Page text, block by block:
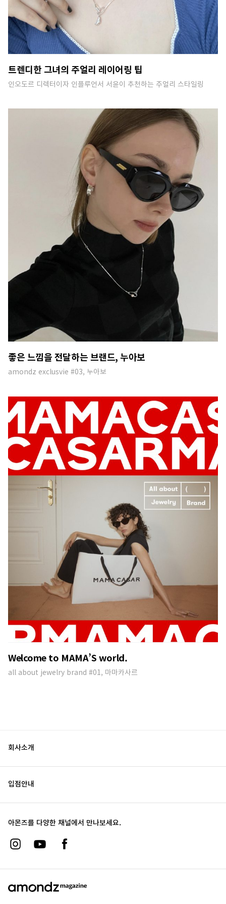
트렌디한 그녀의 주얼리 레이어링 팁
인오도르 디렉터이자 인플루언서 서윤이 추천하는 주얼리 스타일링
좋은 느낌을 전달하는 브랜드, 누아보
amondz exclusvie #03, 누아보
Welcome to MAMA’S world.
all about jewelry brand #01, 마마카사르
회사소개
입점안내
아몬즈를 다양한 채널에서 만나보세요.